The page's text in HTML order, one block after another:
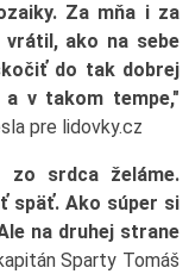
Za mňa i za
ako na sebe
do tak dobrej
v takom tempe,"
pre lidovky.cz
srdca želáme.
späť. Ako súper si
na druhej strane
Sparty Tomáš